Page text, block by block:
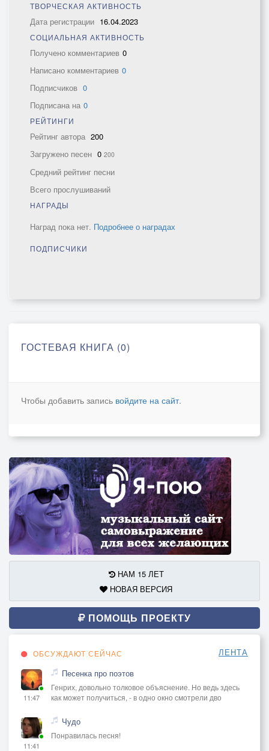
ТВОРЧЕСКАЯ АКТИВНОСТЬ
Дата регистрации 16.04.2023
СОЦИАЛЬНАЯ АКТИВНОСТЬ
Получено комментариев 0
Написано комментариев 0
Подписчиков 0
Подписана на 0
РЕЙТИНГИ
Рейтинг автора 200
Загружено песен 0 200
Средний рейтинг песни
Всего прослушиваний
НАГРАДЫ
Наград пока нет. Подробнее о наградах
ПОДПИСЧИКИ
ГОСТЕВАЯ КНИГА (0)
Чтобы добавить запись войдите на сайт.
НАМ 15 ЛЕТ
НОВАЯ ВЕРСИЯ
ПОМОЩЬ ПРОЕКТУ
ОБСУЖДАЮТ СЕЙЧАС ЛЕНТА
11:47
Песенка про поэтов
Генрих, довольно толковое объяснение. Но ведь здесь
как может получиться, - в одно окно смотрели дво
11:41
Чудо
Понравилась песня!